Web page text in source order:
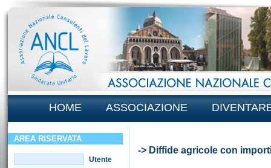
HOME ASSOCIAZIONE
AREA RISERVATA
Utente
-> Diffide agricole con